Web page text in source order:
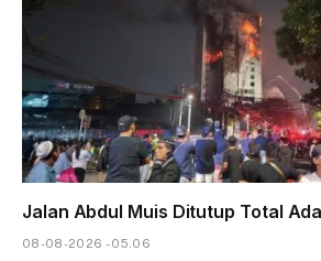
Jalan Abdul Muis Ditutup Total
08-08-2026 - 05.06